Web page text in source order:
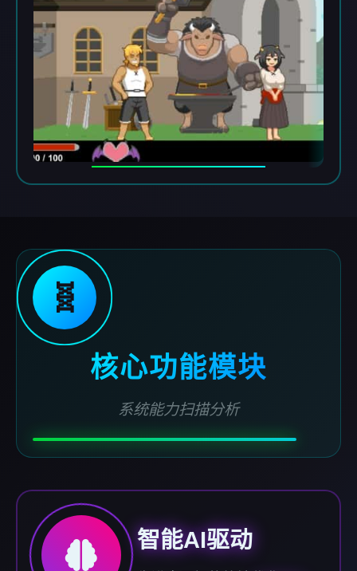
🧬
核心功能模块
系统能力扫描分析
智能AI驱动